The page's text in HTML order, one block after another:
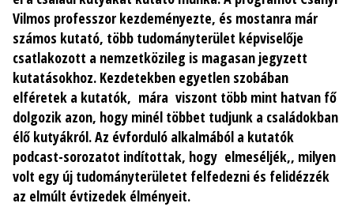
Vilmos professzor kezdeményezte, és mostanra már
számos kutató, több tudományterület képviselője
csatlakozott a nemzetközileg is magasan jegyzett
kutatásokhoz. Kezdetekben egyetlen szobában
elféretek a kutatók, mára viszont több mint hatvan fő
dolgozik azon, hogy minél többet tudjunk a családokban
élő kutyákról. Az évforduló alkalmából a kutatók
podcast-sorozatot indítottak, hogy elmeséljék,, milyen
volt egy új tudományterületet felfedezni és felidézzék
az elmúlt évtizedek élményeit.